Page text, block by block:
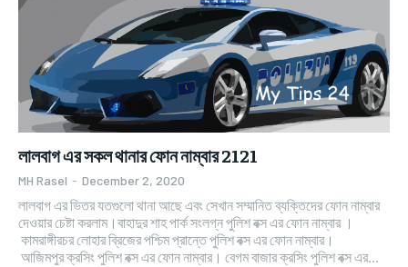
লালবাগ এর সকল থানার ফোন নাম্বার 2121
MH Rasel - December 2, 2020
লালবাগ এর ভিতর যতগুলো থানা আছে এবং সেখান সম্মানিত ব্যক্তিদের ফোন নাম্বার
দেওয়ার চেষ্টা করলাম।বাহাদুর শাহ পার্ক সংলগ্ন পুলিশ বক্স এর ফোন নাম্বার ।
কামরাঙ্গীরচর লোহার ব্রিজের পশ্চিম প্রান্তে পুলিশ বক্স এর ফোন নাম্বার।
আজিমপুর ক্রসিং পুলিশ বক্স এর ফোন নাম্বার। বেগম বাজার ক্রসিং পুলিশ বক্স এর...